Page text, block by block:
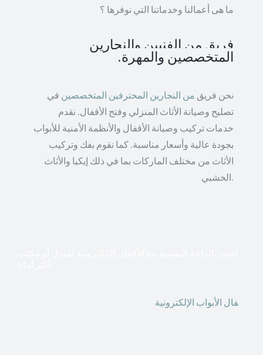
ما هى أعمالنا وخدماتنا التي نوفرها ؟
فريق من الفنيين والنجارين
المتخصصين والمهرة.
نحن فريق من النجارين المحترفين المتخصصين في
تصليح وصيانة الأثاث المنزلي وفتح الأقفال. نقدم
خدمات تركيب وصيانة الأقفال والأنظمة الأمنية للأبواب
بجودة عالية وأسعار مناسبة. كما نقوم بفك وتركيب
الأثاث من مختلف الماركات بما في ذلك إيكيا والأثاث
الخشبي.
فال الأبواب الإلكترونية